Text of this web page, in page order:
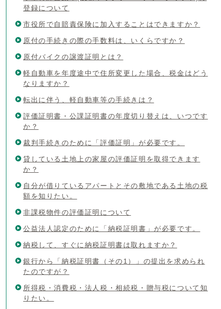
登録について
市役所で自賠責保険に加入することはできますか？
原付の手続きの際の手数料は、いくらですか？
原付バイクの譲渡証明とは？
軽自動車を年度途中で住所変更した場合、税金はどう
なりますか？
転出に伴う、軽自動車等の手続きは？
評価証明書・公課証明書の年度切り替えは、いつです
か？
裁判手続きのために「評価証明」が必要です。
貸している土地上の家屋の評価証明を取得できます
か？
自分が借りているアパートとその敷地である土地の税
額を知りたい。
非課税物件の評価証明について
公益法人認定のために「納税証明書」が必要です。
納税して、すぐに納税証明書は取れますか？
銀行から「納税証明書（その1）」の提出を求められ
たのですが？
所得税・消費税・法人税・相続税・贈与税について知
りたい。